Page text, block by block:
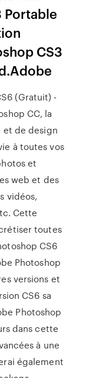
Portable
CS3
(Gratuit) -
CC, la
de design
à toutes vos
et
web et des
vidéos,
Cette
toutes
CS6
Photoshop
versions et
CS6 sa
Photoshop
dans cette
à une
également